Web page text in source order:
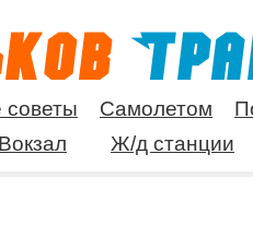
советы Самолетом
Вокзал Ж/д станции